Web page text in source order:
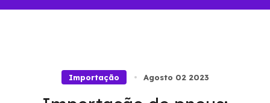
Importação Agosto 02 2023